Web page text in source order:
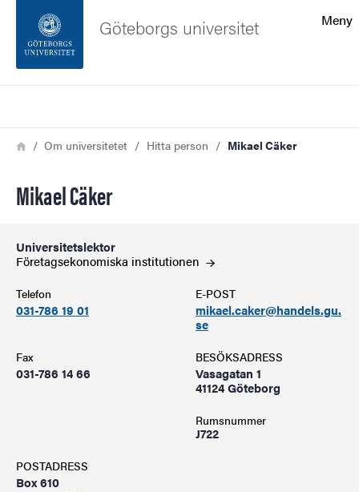
Sidfoten
Meny
Göteborgs universitet
Länkstig
HemOm universitetet Hitta person Mikael Cäker
Mikael Cäker
Universitetslektor
Företagsekonomiska institutionen
Telefon
031-786 19 01
E-POST
mikael.caker@handels.gu.
se
Fax
031-786 14 66
BESÖKSADRESS
Vasagatan 1
41124 Göteborg
Rumsnummer
J722
POSTADRESS
Box 610